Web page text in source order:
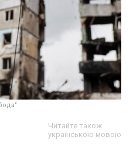
Читайте також
українською мовою